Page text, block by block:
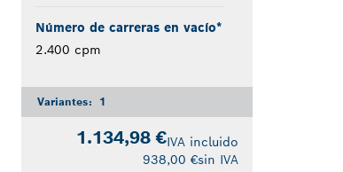
Número de carreras en vacío*
2.400 cpm
Variantes: 1
1.134,98 €IVA incluido
938,00 €sin IVA